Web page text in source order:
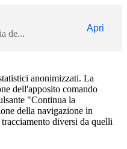
de...
Apri
anonimizzati. La
dell'apposito comando
"Continua la
della navigazione in
diversi da quelli